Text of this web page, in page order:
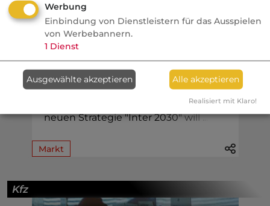
Inter steigert Gewinn und
Beiträge
2025 in allen Versicherungssparten
gewachsen. Neben höheren
Beitragseinnahmen legte auch der
Jahresüberschuss leicht zu. Mit der
neuen Strategie "Inter 2030" will ...
Markt
Kfz
Werbung
Einbindung von Dienstleistern für das Ausspielen
von Werbebannern.
1 Dienst
Ausgewählte akzeptieren Alle akzeptieren
Realisiert mit Klaro!